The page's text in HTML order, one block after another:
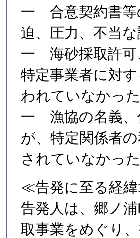
一 合意契約書等
迫、圧力、不当
一 海砂採取許可
特定事業者に対
われていなかっ
一 漁協の名義、
が、特定関係者
されていなかっ
≪告発に至る経
告発人は、郷ノ
取事業をめぐり